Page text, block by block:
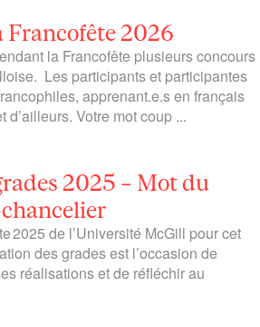
Francofête 2026
la Francofête plusieurs concours
Les participants et participantes
apprenant.e.s en français
d’ailleurs. Votre mot coup ...
2025 – Mot du
2025 de l’Université McGill pour cet
des grades est l’occasion de
réalisations et de réfléchir au